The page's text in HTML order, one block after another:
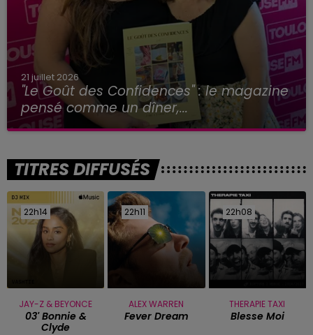
21 juillet 2026
"Le Goût des Confidences" : le magazine
pensé comme un dîner,...
TITRES DIFFUSÉS
22h14
22h14
JAY-Z & BEYONCE
03' Bonnie &
Clyde
22h11
22h11
ALEX WARREN
Fever Dream
22h08
22h08
THERAPIE TAXI
Blesse Moi